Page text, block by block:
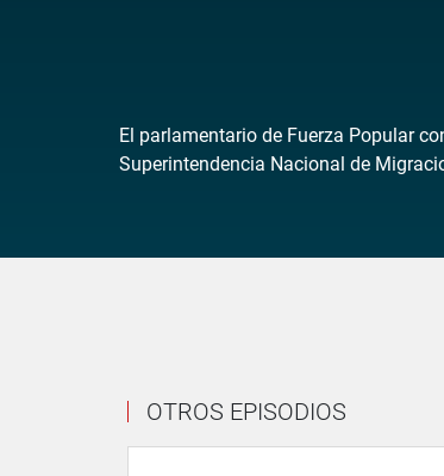
El parlamentario de Fuerza Popular
Superintendencia Nacional de
OTROS EPISODIOS